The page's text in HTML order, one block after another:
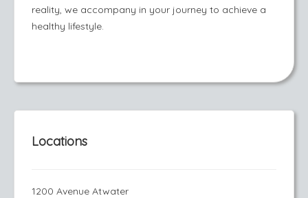
reality, we accompany in your journey to achieve a
healthy lifestyle.
Locations
1200 Avenue Atwater